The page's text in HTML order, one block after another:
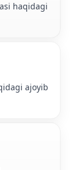
haqidagi
ajoyib